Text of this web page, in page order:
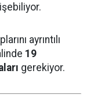
ayrıntılı
19
gerekiyor.